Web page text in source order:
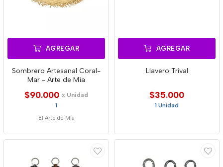
AGREGAR
Sombrero Artesanal Coral-
Mar - Arte de Mía
$90.000 x Unidad
1
El Arte de Mía
AGREGAR
Llavero Trival
$35.000
1 Unidad